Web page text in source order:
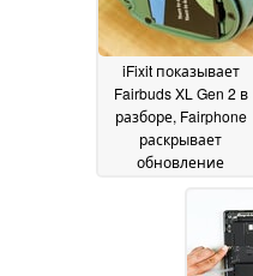
iFixit показывает
Fairbuds XL Gen 2 в
разборе, Fairphone
раскрывает
обновление
11 December